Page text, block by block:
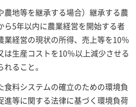
農地等を継承する場合）継承する農
ら5年以内に農業経営を開始する者
業経営の現状の所得、売上等を10％
は生産コストを10％以上減少させる
ること。
食料システムの確立のための環境負
進等に関する法律に基づく環境負荷